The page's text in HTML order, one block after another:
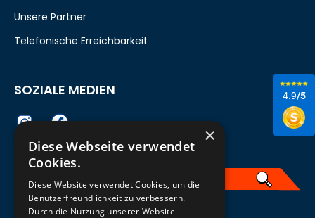
4.9/5
Unsere Partner
Telefonische Erreichbarkeit
SOZIALE MEDIEN
×
Diese Webseite verwendet
Cookies.
Diese Website verwendet Cookies, um die
Benutzerfreundlichkeit zu verbessern.
Durch die Nutzung unserer Website